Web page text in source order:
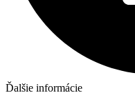
Ďalšie informácie